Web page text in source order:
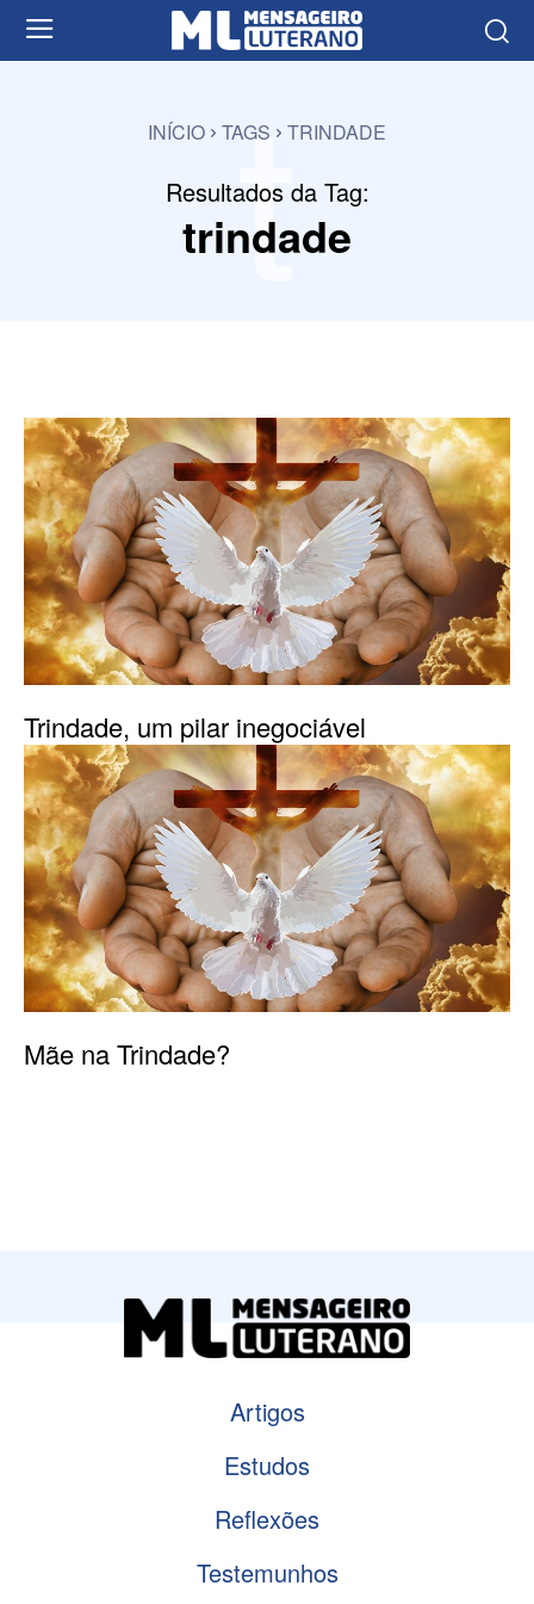
INÍCIO TAGS TRINDADE
Resultados da Tag:
trindade
t
Trindade, um pilar inegociável
Mãe na Trindade?
Artigos
Estudos
Reflexões
Testemunhos